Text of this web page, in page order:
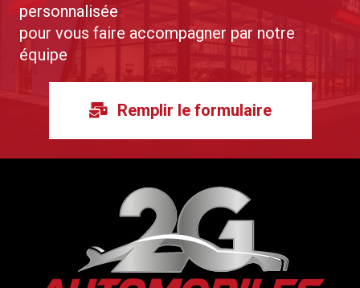
personnalisée
pour vous faire accompagner par notre
équipe
Remplir le formulaire